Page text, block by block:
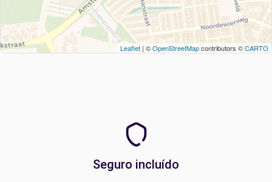
Leaflet | ©OpenStreetMapcontributors ©CARTO
Seguro incluído